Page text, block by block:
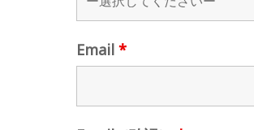
Email *